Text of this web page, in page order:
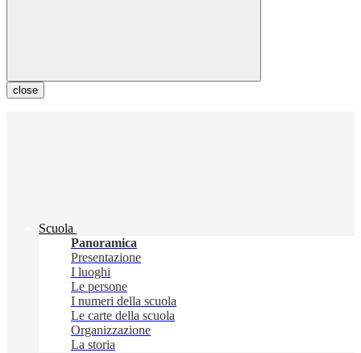
close
Scuola
Panoramica
Presentazione
I luoghi
Le persone
I numeri della scuola
Le carte della scuola
Organizzazione
La storia